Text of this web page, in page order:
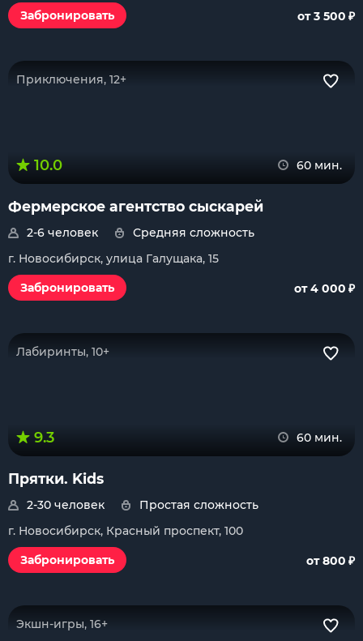
Забронировать от 3 500 ₽
Приключения, 12+
10.0 60 мин.
Фермерское агентство сыскарей
2-6 человек
Средняя сложность
г. Новосибирск, улица Галущака, 15
Забронировать
от 4 000 ₽
Лабиринты, 10+
9.3 60 мин.
Прятки. Kids
2-30 человек
Простая сложность
г. Новосибирск, Красный проспект, 100
Забронировать
от 800 ₽
Экшн-игры, 16+